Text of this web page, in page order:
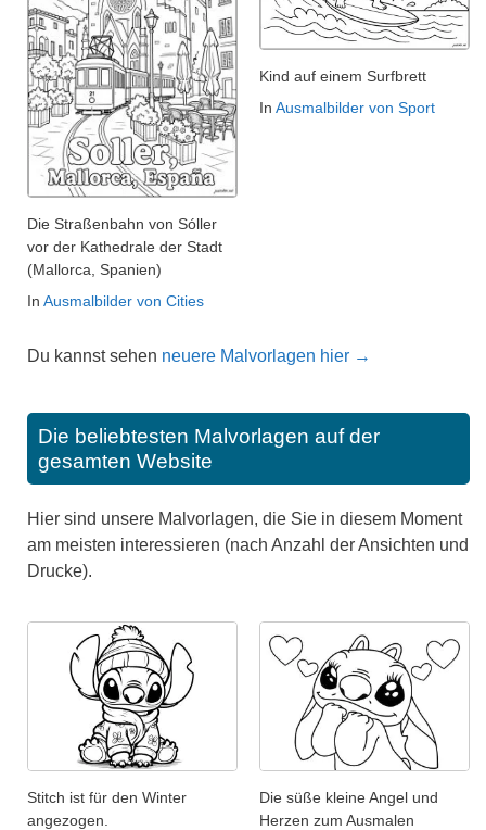
Die Straßenbahn von Sóller
vor der Kathedrale der Stadt
(Mallorca, Spanien)
In Ausmalbilder von Cities
Kind auf einem Surfbrett
In Ausmalbilder von Sport
Du kannst sehen neuere Malvorlagen hier →
Die beliebtesten Malvorlagen auf der
gesamten Website
Hier sind unsere Malvorlagen, die Sie in diesem Moment
am meisten interessieren (nach Anzahl der Ansichten und
Drucke).
Stitch ist für den Winter
angezogen.
Die süße kleine Angel und
Herzen zum Ausmalen